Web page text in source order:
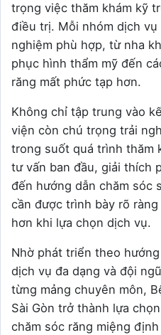
trọng việc thăm khám kỹ
điều trị. Mỗi nhóm dịch
nghiệm phù hợp, từ nha
phục hình thẩm mỹ đến
răng mất phức tạp hơn.
Không chỉ tập trung vào
viện còn chú trọng trải
trong suốt quá trình thăm
tư vấn ban đầu, giải thích
đến hướng dẫn chăm sóc
cần được trình bày rõ
hơn khi lựa chọn dịch vụ.
Nhờ phát triển theo
dịch vụ đa dạng và đội
từng mảng chuyên môn,
Sài Gòn trở thành lựa
chăm sóc răng miệng